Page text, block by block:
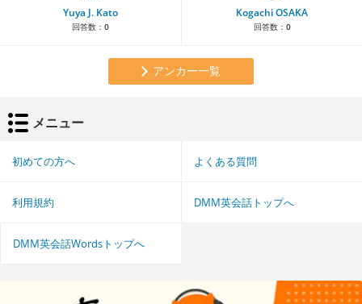
Yuya J. Kato
回答数： 0
Kogachi OSAKA
回答数： 0
アンカー一覧
メニュー
初めての方へ よくある質問
利用規約 DMM英会話トップへ
DMM英会話Wordsトップへ